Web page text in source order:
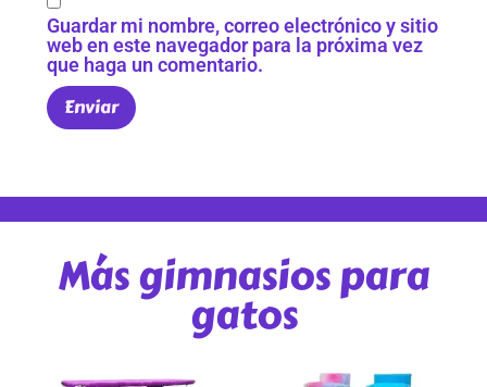
Guardar mi nombre, correo electrónico y sitio
web en este navegador para la próxima vez
que haga un comentario.
Más gimnasios para
gatos